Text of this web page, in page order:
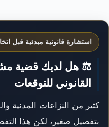
استشارة قانونية مبدئية قبل
⚖️ هل لديك قضية
القانوني للتوقعات
كثير من النزاعات المدنية
بتفصيل صغير، لكن هذا